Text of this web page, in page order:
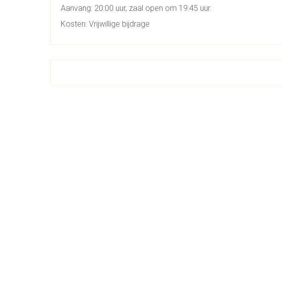
Aanvang: 20:00 uur, zaal open om 19:45 uur.
Kosten: Vrijwillige bijdrage